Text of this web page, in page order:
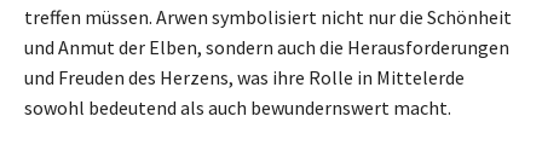
treffen müssen. Arwen symbolisiert nicht nur die Schönheit
und Anmut der Elben, sondern auch die Herausforderungen
und Freuden des Herzens, was ihre Rolle in Mittelerde
sowohl bedeutend als auch bewundernswert macht.